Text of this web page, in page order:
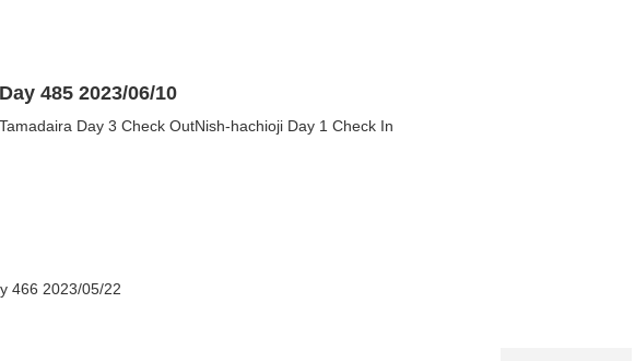
Day 485 2023/06/10
Tamadaira Day 3 Check OutNish-hachioji Day 1 Check In
466 2023/05/22